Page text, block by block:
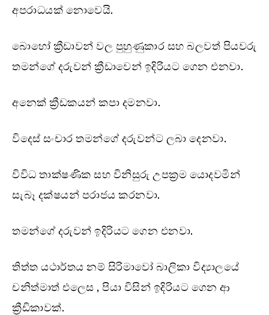
අපරාධයක් නොවෙයි.
බොහෝ ක්‍රීඩාවන් වල පුහුණුකාර සහ බලවත් පියවරු
තමන්ගේ දරුවන් ක්‍රීඩාවෙන් ඉදිරියට ගෙන එනවා.
අනෙක් ක්‍රීඩකයන් කපා දමනවා.
විදෙස් සංචාර තමන්ගේ දරුවන්ට ලබා දෙනවා.
විවිධ තාක්ෂණික සහ විනිසුරු උපක්‍රම යොදවමින්
සැබෑ දක්ෂයන් පරාජය කරනවා.
තමන්ගේ දරුවන් ඉදිරියට ගෙන එනවා.
තිත්ත යථාර්තය නම් සිරිමාවෝ බාලිකා විද්‍යාලයේ
චනිත්මාත් එලෙස , පියා විසින් ඉදිරියට ගෙන ආ
ක්‍රීඩිකාවක්.